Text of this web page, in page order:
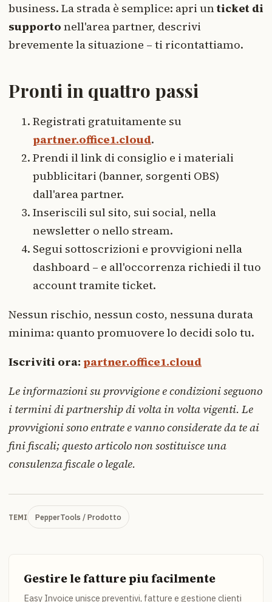
business. La strada è semplice: apri unticket di
supporto nell'area partner, descrivi
brevemente la situazione – ti ricontattiamo.
Pronti in quattro passi
Registrati gratuitamente su
partner.office1.cloud.
Prendi il link di consiglio e i materiali
pubblicitari (banner, sorgenti OBS)
dall'area partner.
Inseriscili sul sito, sui social, nella
newsletter o nello stream.
Segui sottoscrizioni e provvigioni nella
dashboard – e all'occorrenza richiedi il tuo
account tramite ticket.
Nessun rischio, nessun costo, nessuna durata
minima: quanto promuovere lo decidi solo tu.
Iscriviti ora: partner.office1.cloud
Le informazioni su provvigione e condizioni seguono
i termini di partnership di volta in volta vigenti. Le
provvigioni sono entrate e vanno considerate da te ai
fini fiscali; questo articolo non sostituisce una
consulenza fiscale o legale.
TEMI PepperTools / Prodotto
Gestire le fatture piu facilmente
Easy Invoice unisce preventivi, fatture e gestione clienti